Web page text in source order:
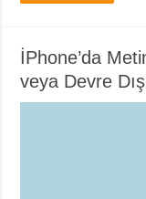
İPhone’da
veya Devre